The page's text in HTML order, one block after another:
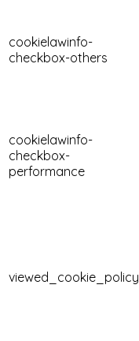
cookielawinfo-
checkbox-others
cookielawinfo-
checkbox-
performance
viewed_cookie_policy